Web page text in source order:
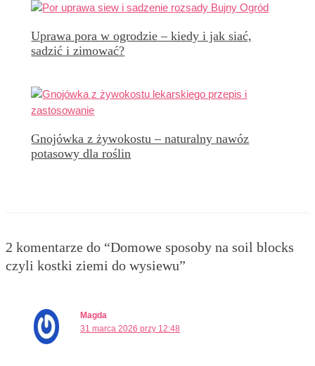
Uprawa pora w ogrodzie – kiedy i jak siać,
sadzić i zimować?
Gnojówka z żywokostu – naturalny nawóz
potasowy dla roślin
2 komentarze do “Domowe sposoby na soil blocks
czyli kostki ziemi do wysiewu”
Magda
31 marca 2026 przy 12:48